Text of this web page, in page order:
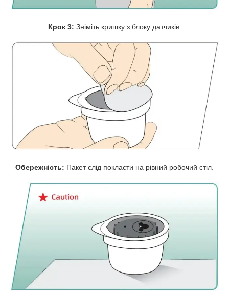
Крок 3: Зніміть кришку з блоку датчиків.
Обережність: Пакет слід покласти на рівний робочий стіл.